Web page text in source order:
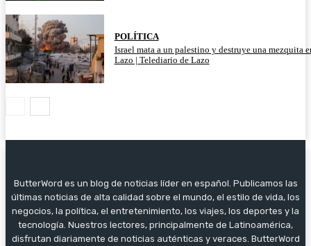
POLÍTICA
Israel mata a un palestino y destruye una mezquita
Lazo | Telediario de Lazo
ButterWord es un blog de noticias líder en español. Publicamos las
últimas noticias de alta calidad sobre el mundo, el estilo de vida, los
negocios, la política, el entretenimiento, los viajes, los deportes y la
tecnología. Nuestros lectores, principalmente de Latinoamérica,
disfrutan diariamente de noticias auténticas y veraces. ButterWord